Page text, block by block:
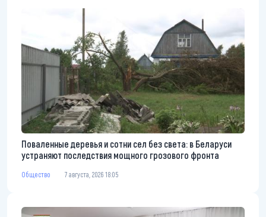
Поваленные деревья и сотни сел без света: в Беларуси
устраняют последствия мощного грозового фронта
Общество 7 августа, 2026 18:05